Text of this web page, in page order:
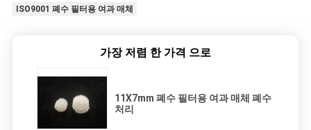
ISO9001 폐수 필터용 여과 매체
가장 저렴 한 가격 으로
11X7mm 폐수 필터용 여과 매체 폐수
처리